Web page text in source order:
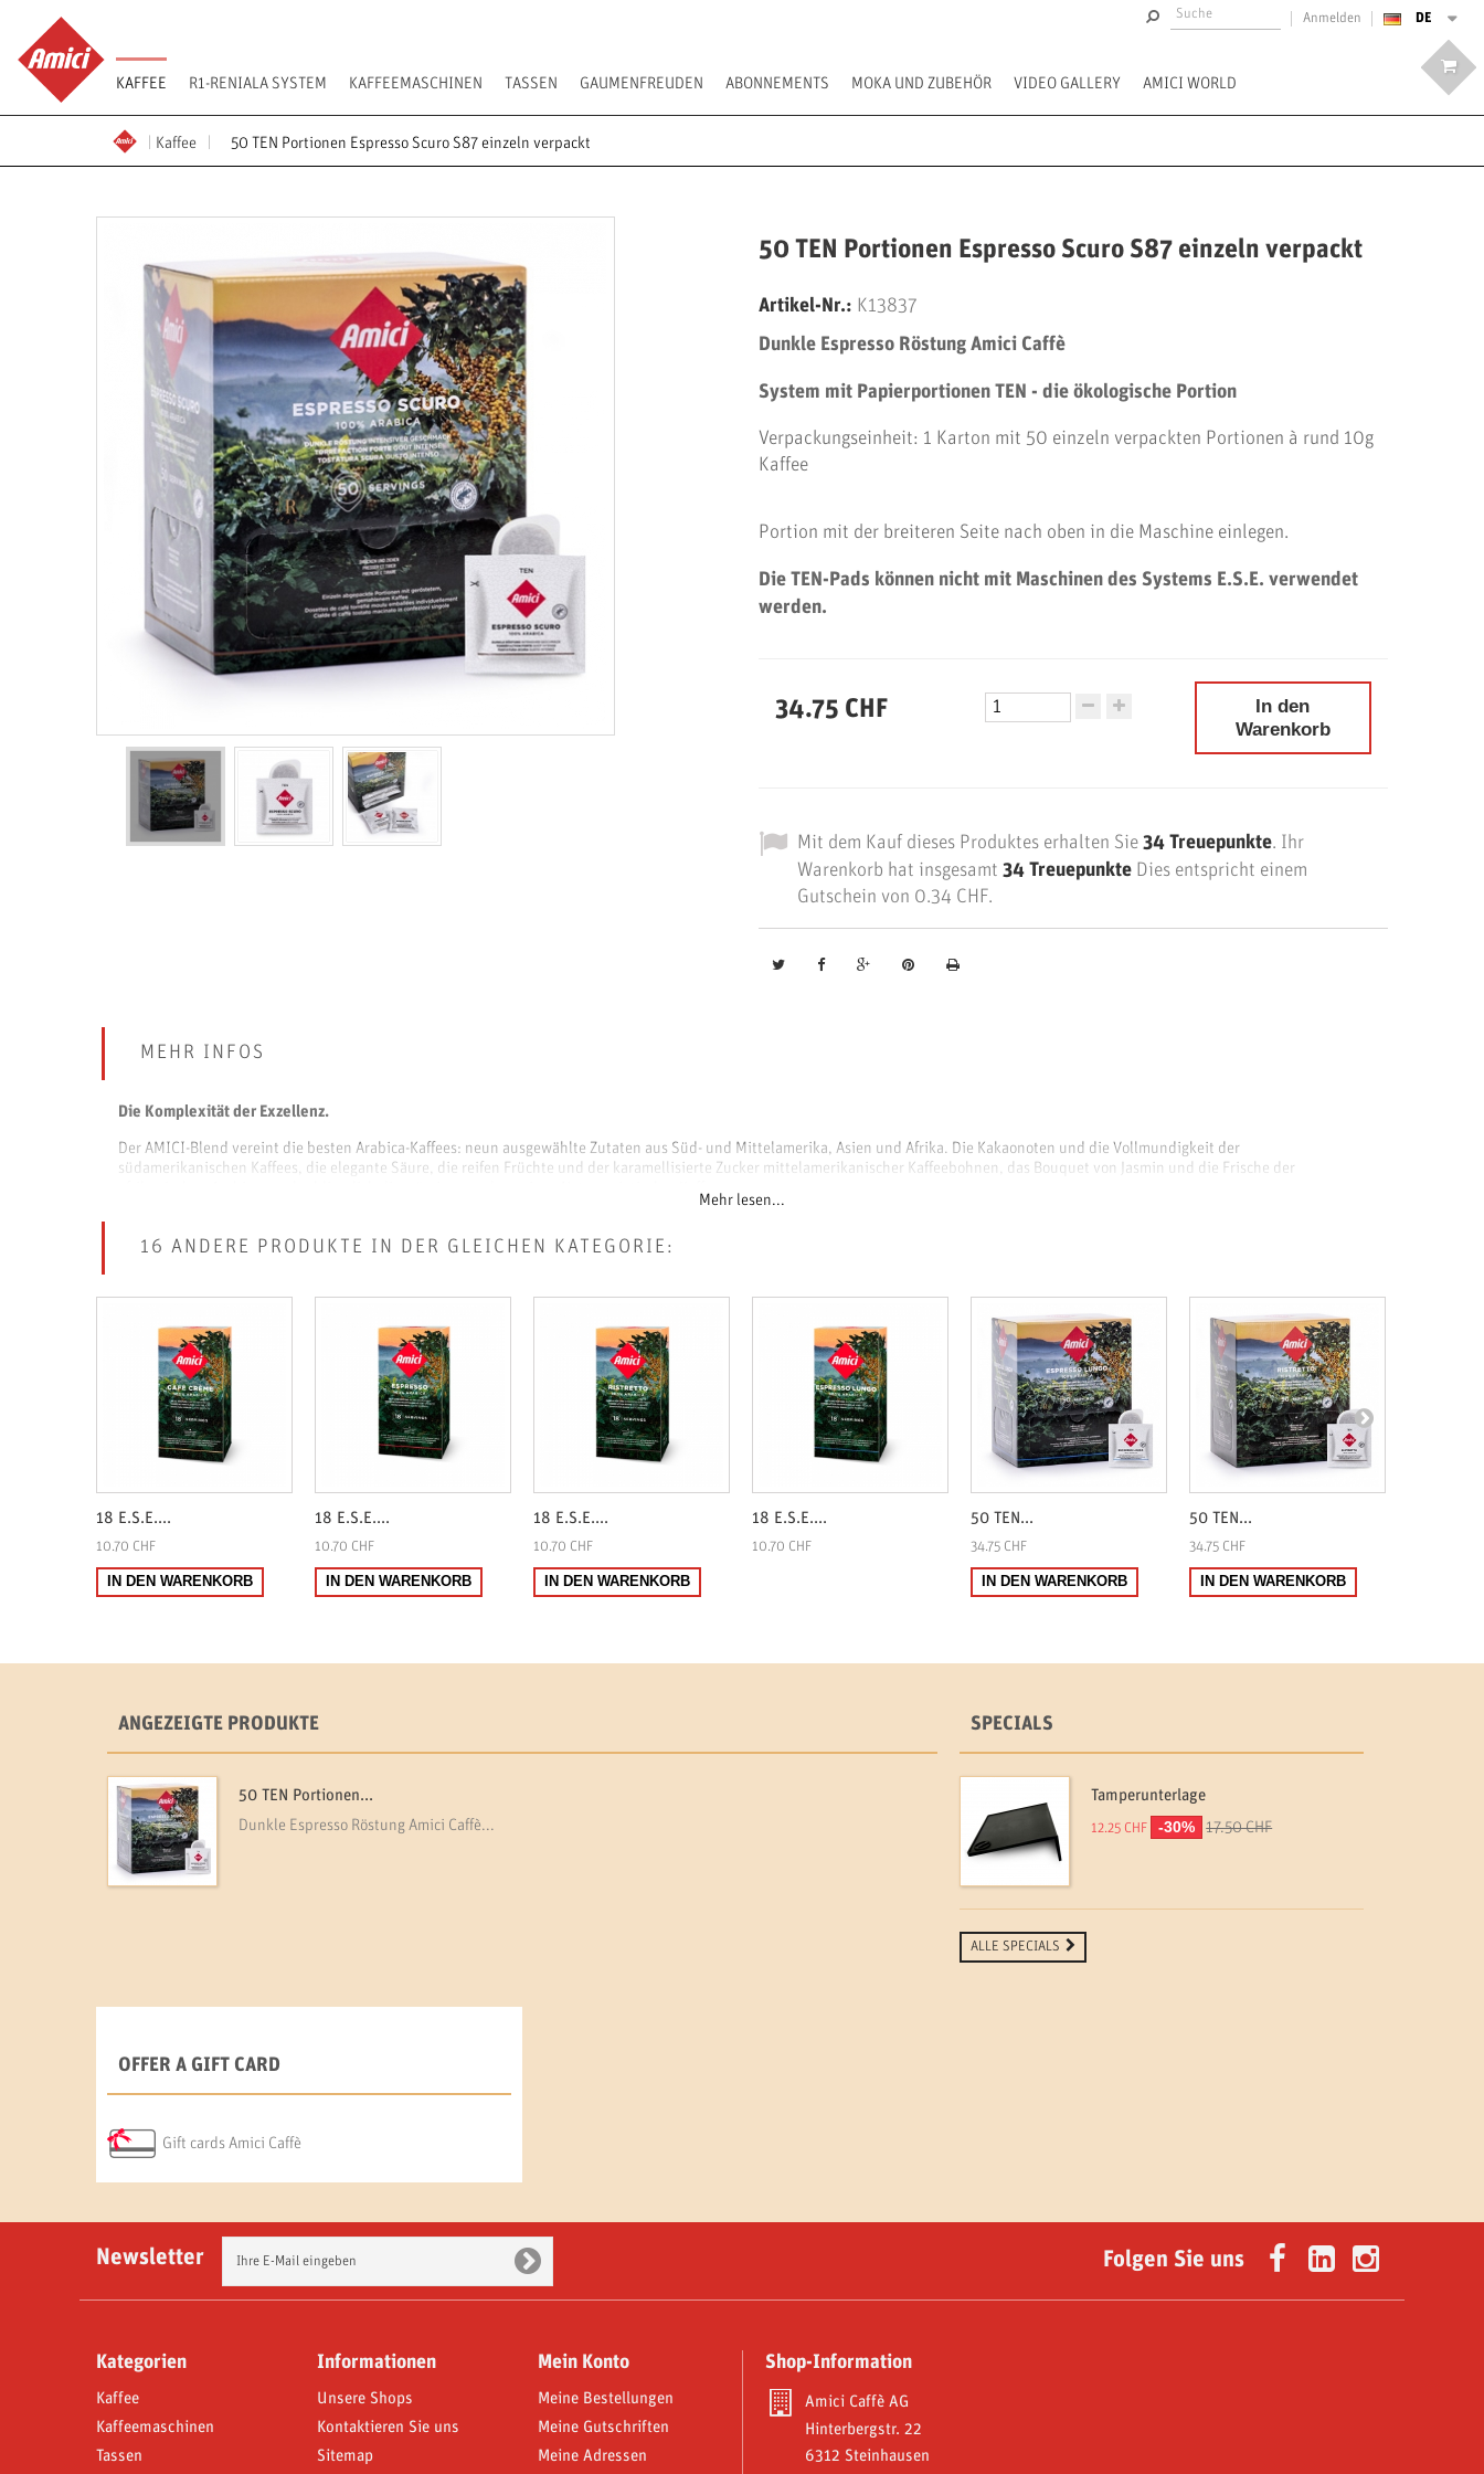
DE
Anmelden
KAFFEE R1-RENIALA SYSTEM KAFFEEMASCHINEN TASSEN GAUMENFREUDEN ABONNEMENTS MOKA UND ZUBEHÖR VIDEO GALLERY AMICI WORLD
Kaffee 50 TEN Portionen Espresso Scuro S87 einzeln verpackt
50 TEN Portionen Espresso Scuro S87 einzeln verpackt
Artikel-Nr.: K13837
Dunkle Espresso Röstung Amici Caffè
System mit Papierportionen TEN - die ökologische Portion
Verpackungseinheit: 1 Karton mit 50 einzeln verpackten Portionen à rund 10g
Kaffee
Portion mit der breiteren Seite nach oben in die Maschine einlegen.
Die TEN-Pads können nicht mit Maschinen des Systems E.S.E. verwendet
werden.
34.75 CHF
In den
Warenkorb
Mit dem Kauf dieses Produktes erhalten Sie 34Treuepunkte. Ihr
Warenkorb hat insgesamt 34TreuepunkteDies entspricht einem
Gutschein von 0.34 CHF.
MEHR INFOS
Die Komplexität der Exzellenz.
Der AMICI-Blend vereint die besten Arabica-Kaffees: neun ausgewählte Zutaten aus Süd- und Mittelamerika, Asien und Afrika. Die Kakaonoten und die Vollmundigkeit der
südamerikanischen Kaffees, die elegante Säure, die reifen Früchte und der karamellisierte Zucker mittelamerikanischer Kaffeebohnen, das Bouquet von Jasmin und die Frische der
welche die zarten Bitternoten der Röstung integriert. Die Struktur des Kaffees wird durch einen seidigen, samtigen Körper bestimmt, der dazu einlädt, den Kaffee Schluck für Schluck zu
Haltbarkeit bei geöffneter Einheit: 1 Tag
Haltbarkeit bei geschlossener Einheit: 24 Monate
Mehr lesen...
16 ANDERE PRODUKTE IN DER GLEICHEN KATEGORIE:
18 E.S.E....
10.70 CHF
IN DEN WARENKORB
18 E.S.E....
10.70 CHF
IN DEN WARENKORB
18 E.S.E....
10.70 CHF
IN DEN WARENKORB
18 E.S.E....
10.70 CHF
50 TEN...
34.75 CHF
IN DEN WARENKORB
50 TEN...
34.75 CHF
IN DEN WARENKORB
ANGEZEIGTE PRODUKTE
50 TEN Portionen...
Dunkle Espresso Röstung Amici Caffè...
SPECIALS
Tamperunterlage
12.25 CHF -30% 17.50 CHF
ALLE SPECIALS
OFFER A GIFT CARD
Gift cards Amici Caffè
Newsletter Folgen Sie uns
Kategorien
Kaffee
Kaffeemaschinen
Tassen
Informationen
Unsere Shops
Kontaktieren Sie uns
Sitemap
Mein Konto
Meine Bestellungen
Meine Gutschriften
Meine Adressen
Shop-Information
Amici Caffè AG
Hinterbergstr. 22
6312 Steinhausen